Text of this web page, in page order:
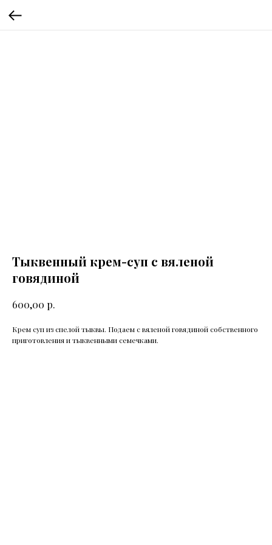
Тыквенный крем-суп с вяленой
говядиной
600,00 р.
Крем суп из спелой тыквы. Подаем с вяленой говядиной собственного
приготовления и тыквенными семечками.